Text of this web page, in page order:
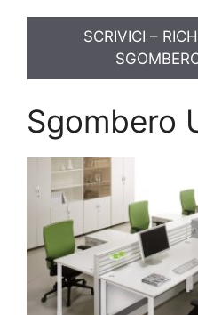
SCRIVICI –
Sgombero